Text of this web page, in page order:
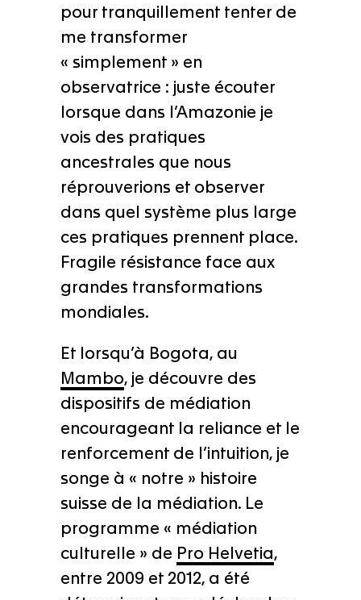
pour tranquillement tenter de
me transformer
« simplement » en
observatrice : juste écouter
lorsque dans l’Amazonie je
vois des pratiques
ancestrales que nous
réprouverions et observer
dans quel système plus large
ces pratiques prennent place.
Fragile résistance face aux
grandes transformations
mondiales.
Et lorsqu’à Bogota, au
Mambo, je découvre des
dispositifs de médiation
encourageant la reliance et le
renforcement de l’intuition, je
songe à « notre » histoire
suisse de la médiation. Le
programme « médiation
culturelle » de Pro Helvetia,
entre 2009 et 2012, a été